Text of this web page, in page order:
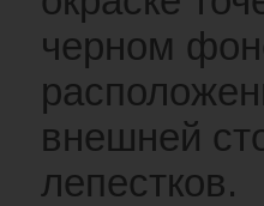
черном
внешней
лепестков.